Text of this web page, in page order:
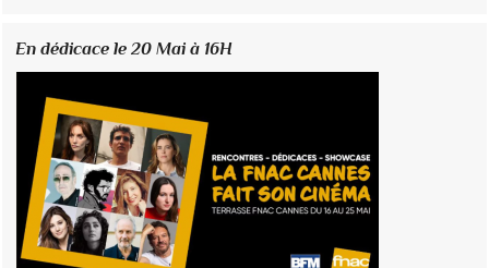
En dédicace le 20 Mai à 16H